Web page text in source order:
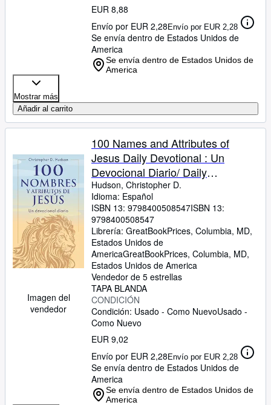
EUR 8,88
Envío por EUR 2,28Envío por EUR 2,28
Se envía dentro de Estados Unidos de
America
Se envía dentro de Estados Unidos de
America
Mostrar más
Añadir al carrito
Imagen del
vendedor
100 Names and Attributes of
Jesus Daily Devotional : Un
Devocional Diario/ Daily
Devotional -Language: Spanish
Hudson, Christopher D.
Idioma: Español
ISBN 13: 9798400508547ISBN 13:
9798400508547
Librería: GreatBookPrices, Columbia, MD,
Estados Unidos de
AmericaGreatBookPrices, Columbia, MD,
Estados Unidos de America
Vendedor de 5 estrellas
TAPA BLANDA
CONDICIÓN
Condición: Usado - Como NuevoUsado -
Como Nuevo
EUR 9,02
Envío por EUR 2,28Envío por EUR 2,28
Se envía dentro de Estados Unidos de
America
Se envía dentro de Estados Unidos de
America